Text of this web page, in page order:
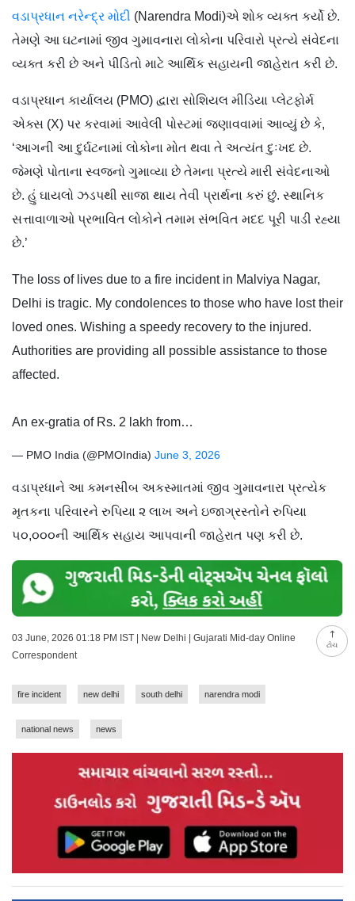
ટોચ
વડાપ્રધાન નરેન્દ્ર મોદી (Narendra Modi)એ શોક વ્યક્ત કર્યો છે.
તેમણે આ ઘટનામાં જીવ ગુમાવનારા લોકોના પરિવારો પ્રત્યે સંવેદના
વ્યક્ત કરી છે અને પીડિતો માટે આર્થિક સહાયની જાહેરાત કરી છે.
વડાપ્રધાન કાર્યાલય (PMO) દ્વારા સોશિયલ મીડિયા પ્લેટફોર્મ
એક્સ (X) પર કરવામાં આવેલી પોસ્ટમાં જણાવવામાં આવ્યું છે કે,
‘આગની આ દુર્ઘટનામાં લોકોના મોત થવા તે અત્યંત દુઃખદ છે.
જેમણે પોતાના સ્વજનો ગુમાવ્યા છે તેમના પ્રત્યે મારી સંવેદનાઓ
છે. હું ઘાયલો ઝડપથી સાજા થાય તેવી પ્રાર્થના કરું છું. સ્થાનિક
સત્તાવાળાઓ પ્રભાવિત લોકોને તમામ સંભવિત મદદ પૂરી પાડી રહ્યા
છે.’
The loss of lives due to a fire incident in Malviya Nagar,
Delhi is tragic. My condolences to those who have lost their
loved ones. Wishing a speedy recovery to the injured.
Authorities are providing all possible assistance to those
affected.
An ex-gratia of Rs. 2 lakh from…
— PMO India (@PMOIndia) June 3, 2026
વડાપ્રધાને આ કમનસીબ અકસ્માતમાં જીવ ગુમાવનારા પ્રત્યેક
મૃતકના પરિવારને રુપિયા ૨ લાખ અને ઇજાગ્રસ્તોને રુપિયા
૫૦,૦૦૦ની આર્થિક સહાય આપવાની જાહેરાત પણ કરી છે.
03 June, 2026 01:18 PM IST | New Delhi | Gujarati Mid-day Online
Correspondent
fire incident new delhi south delhi narendra modi
national news news